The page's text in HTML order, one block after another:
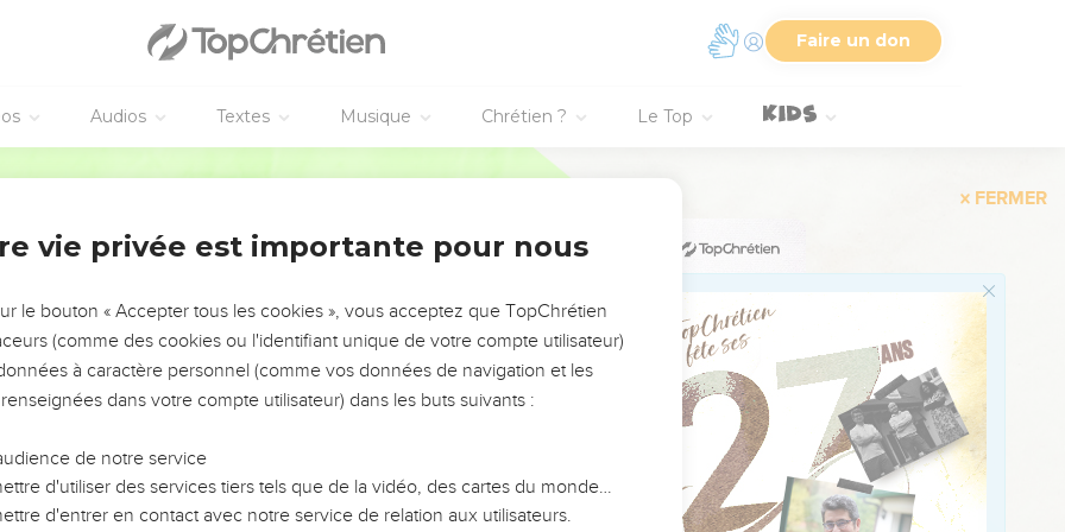
Faire un don
Audios Textes Musique Chrétien ? Le Top
unique en son genre dans tout l'Ancien Testament, en ce qu'elle est la seule qui
sous le nom d' ordalieou
de Dieu était pratiqué chez plusieurs peuples de l'antiquité ; cette institution se
le moyen-âge, et le duel en est encore aujourd'hui un reste défiguré.
en lumière l'innocence ou la culpabilité de l'accusé, après quoi c'était au juge
peine, si le crime était constaté ; puis l'épreuve était, de sa nature, dangereuse, et
à préserver l'innocent de ses conséquences funestes. Dans notre loi, c'est
en même temps qu'il prononce la sentence de culpabilité, et les eaux amères,
ne deviennent malsaines que pour la coupable.
le cachet d'une haute antiquité. Un détail doit faire admettre qu'elle a été, écrite
seulement que l'on pouvait
du sol. Après l'exil, les Juifs cherchèrent à restreindre beaucoup le nombre des cas où
ils finirent par l'abolir complètement, peu avant la ruine de Jérusalem.
vie privée est importante pour nous
le bouton « Accepter tous les cookies », vous acceptez que TopChrétien
(comme des cookies ou l'identifiant unique de votre compte utilisateur)
à caractère personnel (comme vos données de navigation et les
dans votre compte utilisateur) dans les buts suivants :
de notre service
d'utiliser des services tiers tels que de la vidéo, des cartes du monde…
d'entrer en contact avec notre service de relation aux utilisateurs.